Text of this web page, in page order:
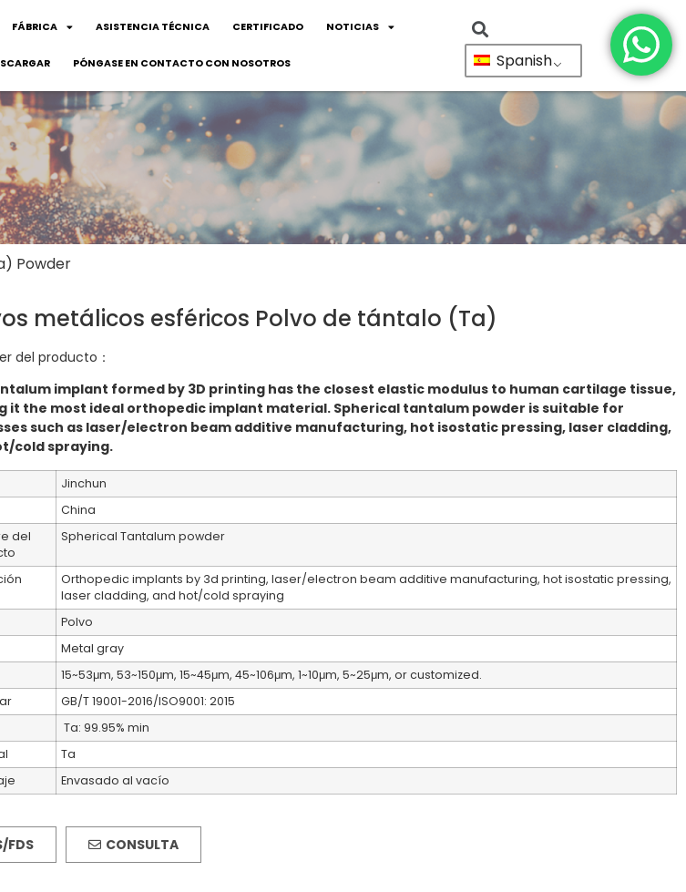
FÁBRICA ASISTENCIA TÉCNICA CERTIFICADO NOTICIAS
PÓNGASE EN CONTACTO CON NOSOTROS Spanish
Powder
metálicos esféricos Polvo de tántalo (Ta)
del producto：
implant formed by 3D printing has the closest elastic modulus to human cartilage tissue,
it the most ideal orthopedic implant material. Spherical tantalum powder is suitable for
such as laser/electron beam additive manufacturing, hot isostatic pressing, laser cladding,
cold spraying.
Jinchun
China
del
Spherical Tantalum powder
Orthopedic implants by 3d printing, laser/electron beam additive manufacturing, hot isostatic pressing,
laser cladding, and hot/cold spraying
Polvo
Metal gray
15~53μm, 53~150μm, 15~45μm, 45~106μm, 1~10μm, 5~25μm, or customized.
GB/T 19001-2016/ISO9001: 2015
Ta: 99.95% min
Ta
Envasado al vacío
FDS CONSULTA